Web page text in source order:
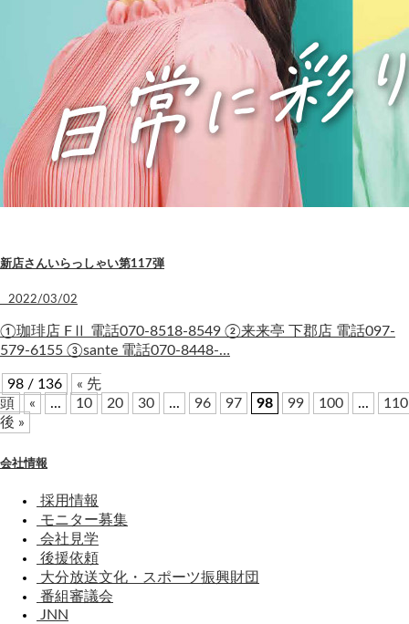
新店さんいらっしゃい第117弾
2022/03/02
①珈琲店 FⅡ 電話070-8518-8549 ②来来亭 下郡店 電話097-
579-6155 ③sante 電話070-8448-…
98 / 136
« 先
頭
« ... 10 20 30 ... 96 97 98 99 100 ...
110
後 »
会社情報
採用情報
モニター募集
会社見学
後援依頼
大分放送文化・スポーツ振興財団
番組審議会
JNN